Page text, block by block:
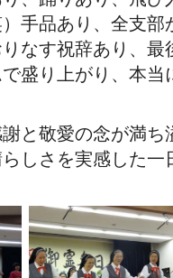
手品あり、全支部
なす祝辞あり、最
盛り上がり、本当
と敬愛の念が満ち
しさを実感した一